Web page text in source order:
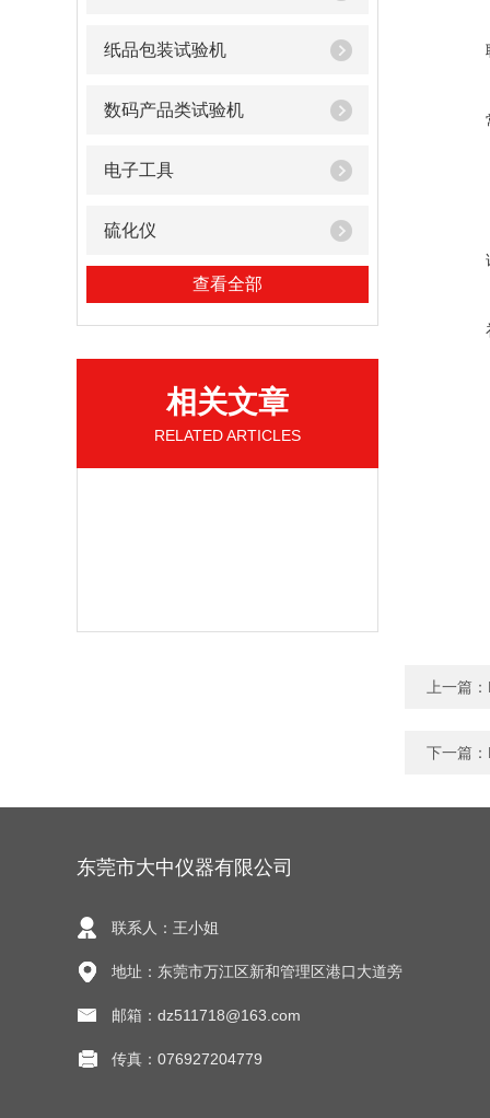
纸品包装试验机
数码产品类试验机
电子工具
硫化仪
查看全部
相关文章
RELATED ARTICLES
上一篇：
下一篇：
东莞市大中仪器有限公司
联系人：王小姐
地址：东莞市万江区新和管理区港口大道旁
邮箱：dz511718@163.com
传真：076927204779